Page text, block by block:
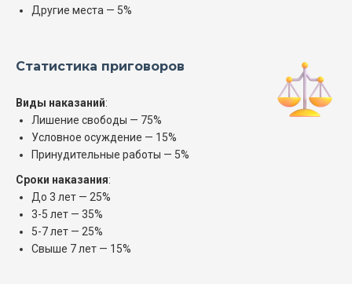
Другие места — 5%
Статистика приговоров
Виды наказаний:
Лишение свободы — 75%
Условное осуждение — 15%
Принудительные работы — 5%
Сроки наказания:
До 3 лет — 25%
3-5 лет — 35%
5-7 лет — 25%
Свыше 7 лет — 15%